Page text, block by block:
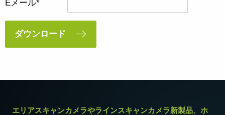
Eメール
ダウンロード
エリアスキャンカメラやラインスキャンカメラ新製品、ホ